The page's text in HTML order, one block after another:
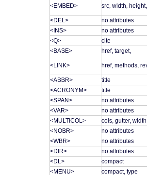
<EMBED> src, width,
<DEL> no attributes
<INS>
no attributes
<Q>
cite
<BASE>
href, target,
<LINK> href, methods,
<ABBR> title
<ACRONYM>
title
<SPAN>
no attributes
<VAR>
no attributes
<MULTICOL>
cols, gutter, width
<NOBR>
no attributes
<WBR>
no attributes
<DIR>
no attributes
<DL>
compact
<MENU>
compact, type